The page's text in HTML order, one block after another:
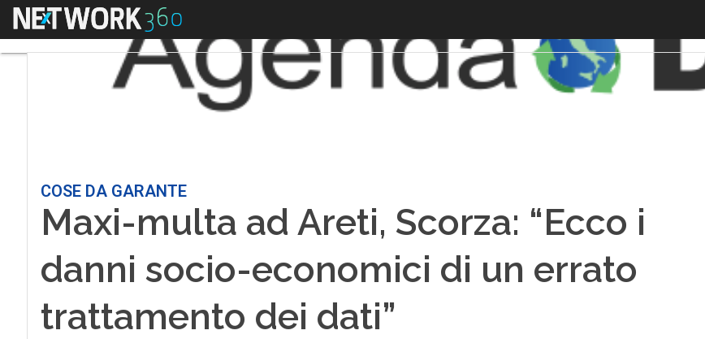
Menu
COSE DA GARANTE
Maxi-multa ad Areti, Scorza: “Ecco i
danni socio-economici di un errato
trattamento dei dati”